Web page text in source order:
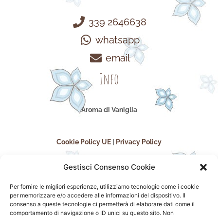
Gestisci Consenso Cookie
Per fornire le migliori esperienze, utilizziamo tecnologie come i cookie
per memorizzare e/o accedere alle informazioni del dispositivo. Il
consenso a queste tecnologie ci permetterà di elaborare dati come il
comportamento di navigazione o ID unici su questo sito. Non
339 2646638
whatsapp
email
Info
Aroma di Vaniglia
Cookie Policy UE Privacy Policy